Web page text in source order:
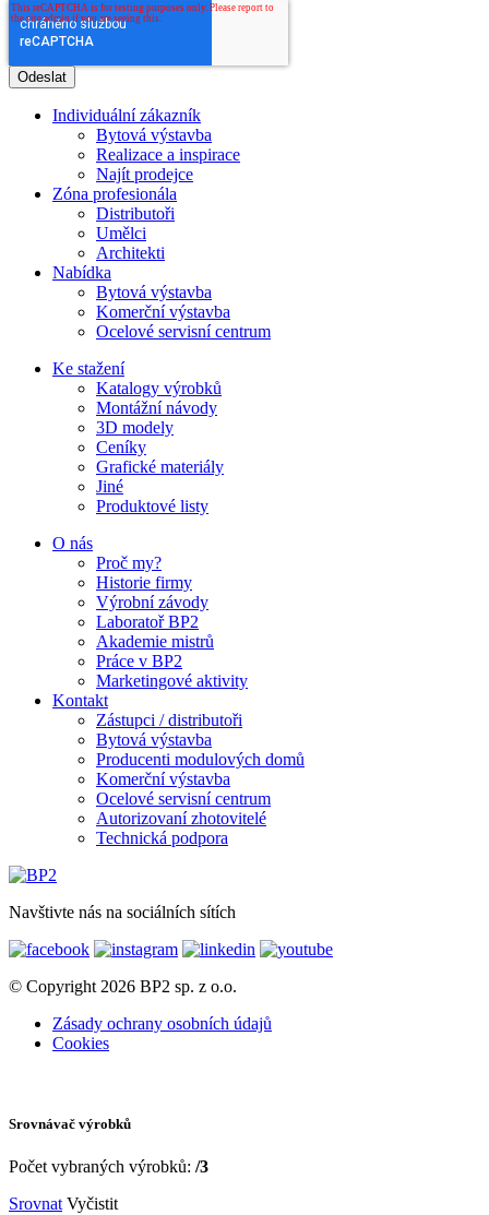
Individuální zákazník
Bytová výstavba
Realizace a inspirace
Najít prodejce
Zóna profesionála
Distributoři
Umělci
Architekti
Nabídka
Bytová výstavba
Komerční výstavba
Ocelové servisní centrum
Ke stažení
Katalogy výrobků
Montážní návody
3D modely
Ceníky
Grafické materiály
Jiné
Produktové listy
O nás
Proč my?
Historie firmy
Výrobní závody
Laboratoř BP2
Akademie mistrů
Práce v BP2
Marketingové aktivity
Kontakt
Zástupci / distributoři
Bytová výstavba
Producenti modulových domů
Komerční výstavba
Ocelové servisní centrum
Autorizovaní zhotovitelé
Technická podpora
Navštivte nás na sociálních sítích
© Copyright 2026 BP2 sp. z o.o.
Zásady ochrany osobních údajů
Cookies
Srovnávač výrobků
Počet vybraných výrobků: /3
Srovnat Vyčistit